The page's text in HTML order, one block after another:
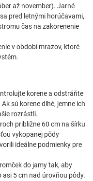
až november). Jarné
pred letnými horúčavami,
čas na zakorenenie
v období mrazov, ktoré
korene a odstráňte
sú korene dlhé, jemne ich
rozrástli.
približne 60 cm na šírku
vykopanej pôdy
ideálne podmienky pre
do jamy tak, aby
5 cm nad úrovňou pôdy.